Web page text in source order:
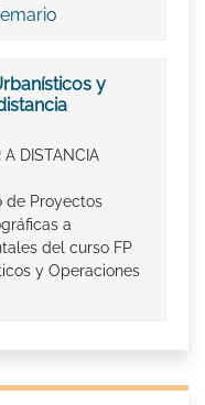
y
A DISTANCIA
de Proyectos
a
del curso FP
y Operaciones